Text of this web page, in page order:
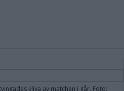
kliva av matchen i går. Foto: